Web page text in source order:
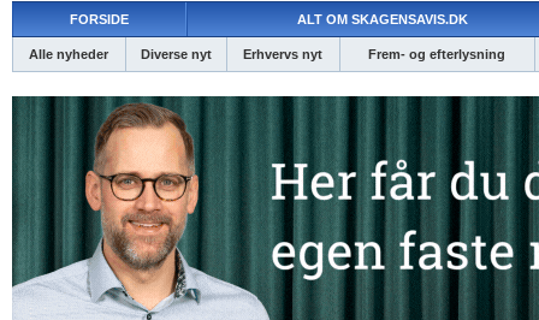
FORSIDE ALT OM SKAGENSAVIS.DK
Alle nyheder Diverse nyt Erhvervs nyt Frem- og efterlysning